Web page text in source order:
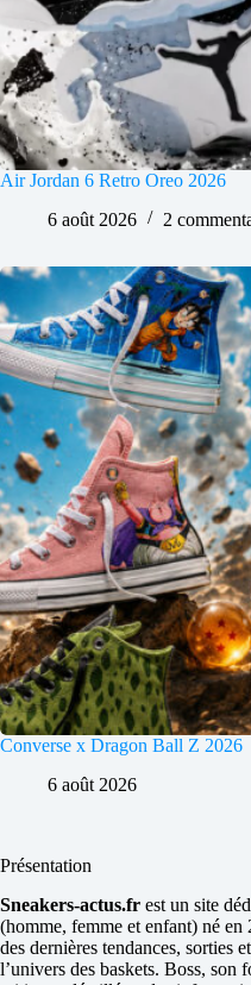
Air Jordan 6 Retro Oreo 2026
6 août 2026
2
Converse x Dragon Ball Z 2026
6 août 2026
Présentation
Sneakers-actus.fr est un site
(homme, femme et enfant) né
des dernières tendances, sorties
l’univers des baskets. Boss, son